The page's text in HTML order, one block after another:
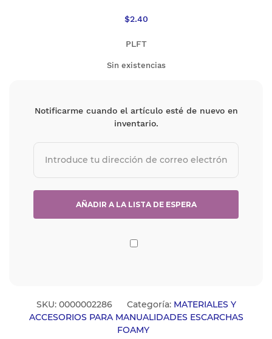
$2.40
PLFT
Sin existencias
Notificarme cuando el artículo esté de nuevo en
inventario.
SKU: 0000002286 Categoría: MATERIALES Y
ACCESORIOS PARA MANUALIDADES ESCARCHAS
FOAMY